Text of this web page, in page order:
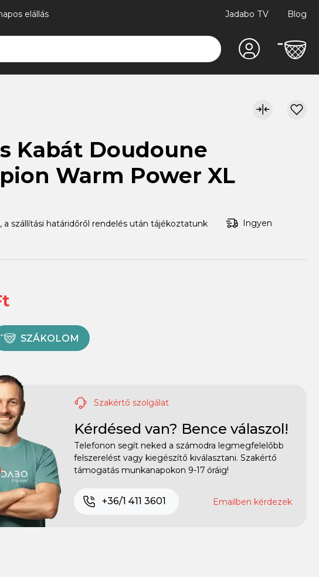
elállás Jadabo TV Blog
Kabát Doudoune
Warm Power XL
a szállítási határidőről rendelés után tájékoztatunk
Ingyen
SZÁKOLOM
Szakértő szolgálat
Kérdésed van? Bence válaszol!
Telefonon segít neked a számodra legmegfelelőbb
felszerelést vagy kiegészítő kiválasztani. Szakértő
támogatás munkanapokon 9-17 óráig!
+36/1 411 3601 Emailben kérdezek